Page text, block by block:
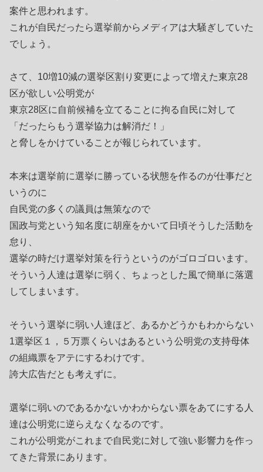
案件と思われます。
これが自民だったら選挙前からメディアは大騒ぎしていた
でしょう。
さて、10増10減の選挙区割り変更によって増えた東京28
区が欲しい公明党が
東京28区に自前候補を立てることに拘る自民に対して
「だったらもう選挙協力は解消だ！」
と脅しをかけていることが報じられています。
本来は選挙前に選挙に勝っている状態を作るのが仕事だと
いうのに
自民党の多くの議員は無策なので
国政与党という知名度に胡座をかいて日頃そうした活動を
怠り、
選挙の時だけ選挙対策を行うというのがゴロゴロいます。
そういう人達は選挙に弱く、ちょっとした風で簡単に落選
してしまいます。
そういう選挙に弱い人達ほど、あるかどうかもわからない
1選挙区１，５万票くらいはあるという公明党の支持母体
の組織票をアテにするわけです。
誇大広告だとも考えずに。
選挙に弱いのであるかないかわからない票をあてにする人
達は公明党に逆らえなくなるのです。
これが公明党がこれまで自民党に対して強い影響力を作っ
てきた背景にあります。